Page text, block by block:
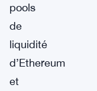
pools
de
liquidité
d’Ethereum
et